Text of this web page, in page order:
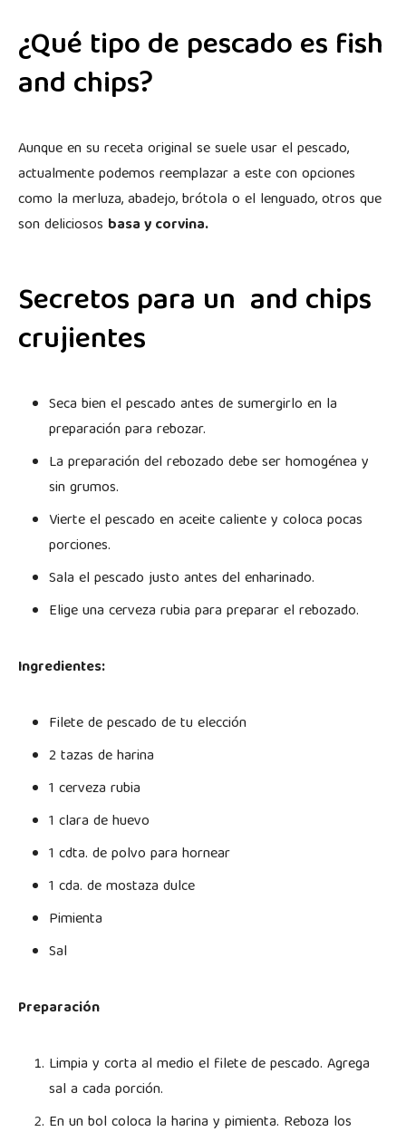
¿Qué tipo de pescado es fish
and chips?
Aunque en su receta original se suele usar el pescado,
actualmente podemos reemplazar a este con opciones
como la merluza, abadejo, brótola o el lenguado, otros que
son deliciosos basa y corvina.
Secretos para un and chips
crujientes
Seca bien el pescado antes de sumergirlo en la
preparación para rebozar.
La preparación del rebozado debe ser homogénea y
sin grumos.
Vierte el pescado en aceite caliente y coloca pocas
porciones.
Sala el pescado justo antes del enharinado.
Elige una cerveza rubia para preparar el rebozado.
Ingredientes:
Filete de pescado de tu elección
2 tazas de harina
1 cerveza rubia
1 clara de huevo
1 cdta. de polvo para hornear
1 cda. de mostaza dulce
Pimienta
Sal
Preparación
Limpia y corta al medio el filete de pescado. Agrega
sal a cada porción.
En un bol coloca la harina y pimienta. Reboza los